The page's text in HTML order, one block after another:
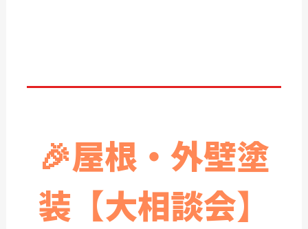
🎉屋根・外壁塗
装【大相談会】